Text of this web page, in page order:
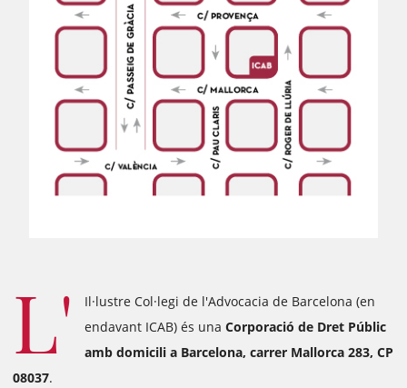
L'
Il·lustre Col·legi de l'Advocacia de Barcelona (en
endavant ICAB) és una Corporació de Dret Públic
amb domicili a Barcelona, carrer Mallorca 283, CP
08037.